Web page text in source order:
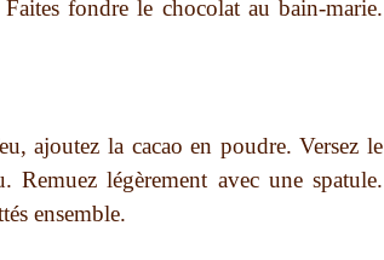
fondre le chocolat au bain-marie.
ajoutez la cacao en poudre. Versez le
légèrement avec une spatule.
ensemble.